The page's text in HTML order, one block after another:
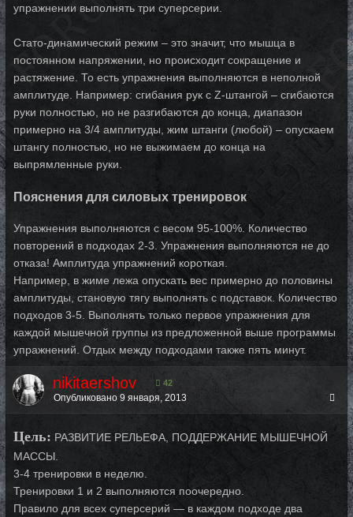
упражнении выполнять три суперсерии.
Стато-динамический режим – это значит, что мышца в
постоянном напряжении, но происходит сокращение и
растяжение. То есть упражнения выполняются в неполной
амплитуде. Например: сгибания рук с Z-штангой – сгибаются
руки полностью, но не разгибаются до конца, диапазон
примерно на 3/4 амплитуды, жим штанги (любой) – опускаем
штангу полностью, но не выжимаем до конца на
выпрямленные руки.
Пояснения для силовых тренировок
Упражнения выполняются с весом 95-100%. Количество
повторений в подходах 2-3. Упражнения выполняются не до
отказа! Амплитуда упражнений короткая.
Например, в жиме лежа опускать вес примерно до половины
амплитуды, становую тягу выполнять с подставок. Количество
подходов 3-5. Выполнять только первое упражнения для
каждой мышечной группы из предложенной выше программы
упражнений. Отдых между подходами также пять минут.
nikitaershov 42
Опубликовано 9 января, 2013
Цель: РАЗВИТИЕ РЕЛЬЕФА, ПОДДЕРЖАНИЕ МЫШЕЧНОЙ
МАССЫ.
3-4 тренировки в неделю.
Тренировки 1 и 2 выполняются поочередно.
Правило для всех суперсерий — в каждом подходе два